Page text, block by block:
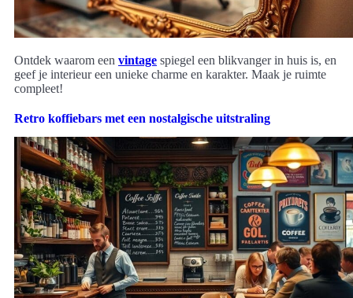
Ontdek waarom een vintage spiegel een blikvanger in huis is, en
geef je interieur een unieke charme en karakter. Maak je ruimte
compleet!
Retro koffiebars met een nostalgische uitstraling